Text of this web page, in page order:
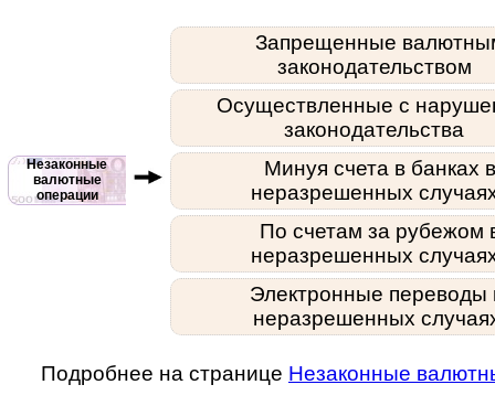
Незаконные
валютные
операции
Запрещенные
законодательством
Осуществленные с
законодательства
Минуя счета в банках в
неразрешенных
По счетам за рубежом
неразрешенных
Электронные переводы
неразрешенных
Подробнее на странице Незаконные